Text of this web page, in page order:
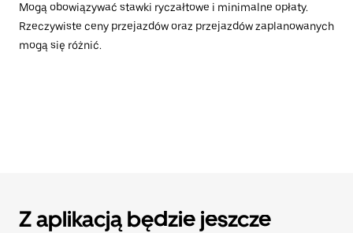
Mogą obowiązywać stawki ryczałtowe i minimalne opłaty.
Rzeczywiste ceny przejazdów oraz przejazdów zaplanowanych
mogą się różnić.
Z aplikacją będzie jeszcze